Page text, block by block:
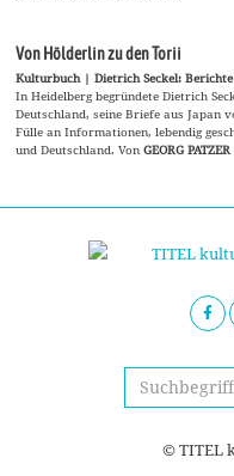
Von Hölderlin zu den Torii
Kulturbuch | Dietrich Seckel: Berichte
In Heidelberg begründete Dietrich
Deutschland, seine Briefe aus Japan
Fülle an Informationen, lebendig
und Deutschland. VonGEORG PATZER
© TITEL